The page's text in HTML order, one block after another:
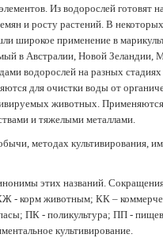
Из водорослей готовят
и росту растений. В некоторых
широкое применение в
в Австралии, Новой Зеландии,
водорослей на разных стадиях
для очистки воды от
животных. Применяются
и тяжелыми металлами.
методах культивирования,
этих названий.
- корм животным; КК –
ПК - поликультура; ПП -
культивирование.